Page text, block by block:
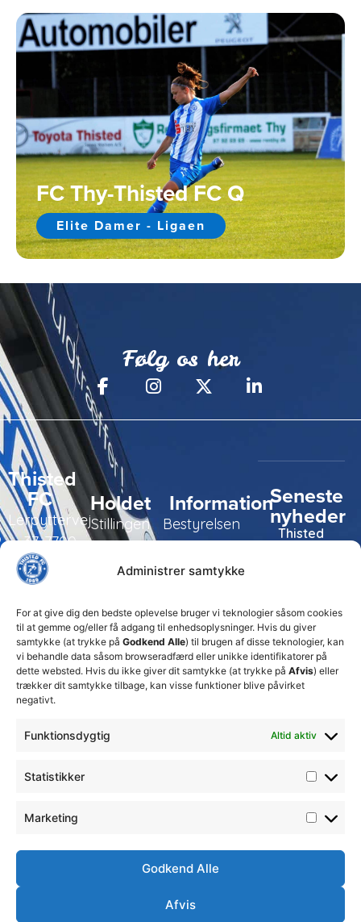
Administrer samtykke
For at give dig den bedste oplevelse bruger vi teknologier såsom cookies
til at gemme og/eller få adgang til enhedsoplysninger. Hvis du giver
samtykke (at trykke på Godkend Alle) til brugen af disse teknologier, kan
vi behandle data såsom browseradfærd eller unikke identifikatorer på
dette websted. Hvis du ikke giver dit samtykke (at trykke på Afvis) eller
trækker dit samtykke tilbage, kan visse funktioner blive påvirket
negativt.
Funktionsdygtig Altid aktiv
Statistikker
Marketing
Godkend Alle
Afvis
FC Thy-Thisted FC Q
Elite Damer - Ligaen
Følg os her
Thisted
FC
Lerpyttervej
37, 7700
Thisted
99 19
19
Holdet
Stillingen
Trænerteamet
Information
Bestyrelsen
ledelse
Erhverv
Club 500
Seneste
nyheder
Thisted
for at
sikre
klubbens
fremtid
15. juli 2026
𝘀𝗽𝗶𝗹𝗹𝗲𝗿
17. april 2026
Velkommen
til Emilie
7. februar
HandelsbetingelserOrdensreglement